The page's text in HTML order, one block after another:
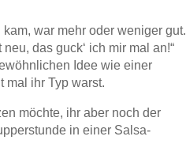
war mehr oder weniger gut.
das guck‘ ich mir mal an!“
Idee wie einer
mal ihr Typ warst.
möchte, ihr aber noch der
in einer Salsa-